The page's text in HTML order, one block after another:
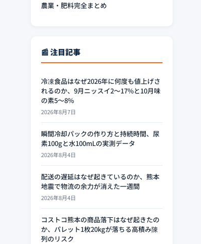
農業・肥料完全まとめ
📰 注目記事
冷凍食品はなぜ2026年に何度も値上げさ
れるのか、9月ニッスイ2〜17%と10月味
の素5〜8%
2026年8月7日
瞬間冷却パックの作り方と持続時間、尿
素100gと水100mLの実測データ
2026年8月4日
配送の遅延はなぜ起きているのか、熊本
地震で物流の余力が消えた一週間
2026年8月4日
コストコ熊本の商品落下はなぜ起きたの
か、パレット1枚20kgが落ちる高積み陳
列のリスク